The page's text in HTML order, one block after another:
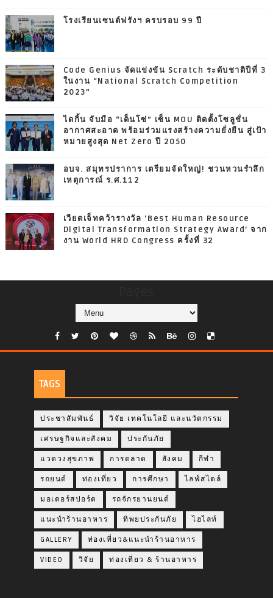
โรงเรียนเซนต์ฟรังฯ ครบรอบ 99 ปี
Code Genius จัดแข่งขัน Scratch ระดับชาติปีที่ 3
ในงาน “National Scratch Competition
2023”
ไดกิ้น จับมือ “เด็นโซ่” เซ็น MOU ติดตั้งโซลูชั่น
อากาศสะอาด พร้อมร่วมแรงสร้างความยั่งยืน สู่เป้า
หมายสูงสุด Net Zero ปี 2050
อบจ. สมุทรปราการ เตรียมจัดใหญ่! ชวนหวนรำลึก
เหตุการณ์ ร.ศ.112
เวียตเจ็ทคว้ารางวัล ‘Best Human Resource
Digital Transformation Strategy Award’ จาก
งาน World HRD Congress ครั้งที่ 32
TAGS
ประชาสัมพันธ์ วิจัย เทคโนโลยี และนวัตกรรม
เศรษฐกิจและสังคม ประกันภัย
แวดวงสุขภาพ การตลาด สังคม กีฬา
รถยนต์ ท่องเที่ยว การศึกษา ไลฟ์สไตล์
มอเตอร์สปอร์ต รถจักรยานยนต์
แนะนำร้านอาหาร ทิพยประกันภัย ไฮไลท์
GALLERY ท่องเที่ยว&แนะนำร้านอาหาร
VIDEO วิจัย ท่องเที่ยว & ร้านอาหาร